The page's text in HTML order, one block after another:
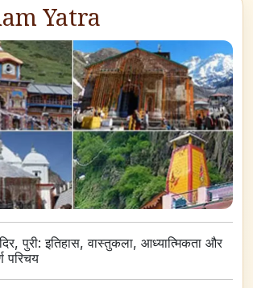
Yatra
पुरी: इतिहास, वास्तुकला, आध्यात्मिकता और
परिचय